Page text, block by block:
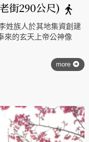
街290公尺)
姓族人於其地集資創建
來的玄天上帝公神像
李姓同宗七大房之後裔
聚之用，逐年由各房輪
more